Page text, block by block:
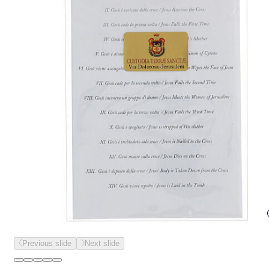
Previous slide Next slide